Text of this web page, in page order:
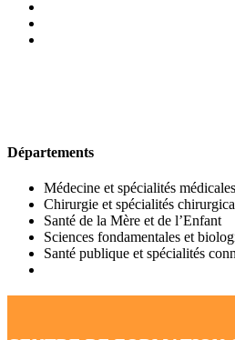
Départements
Médecine et spécialités médicales
Chirurgie et spécialités
Santé de la Mère et de l’Enfant
Sciences fondamentales et
Santé publique et spécialités